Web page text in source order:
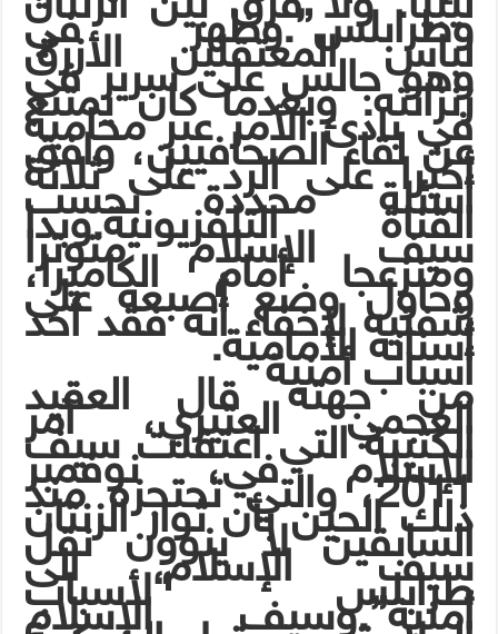
وطرابلس”.وظهر في
لباس المعتقلين الأزرق
وهو جالس على سرير في
زنزانته. وبعدما كان يمتنع
في بادئ الأمر عبر محاميه
عن لقاء الصحافيين، وافق
أخيرا على الرد على ثلاثة
أسئلة محددة بحسب
القناة التلفزيونية.وبدا
سيف الإسلام متوترا
ومنزعجا أمام الكاميرا،
وحاول وضع أصبعه على
شفتيه لإخفاء أنه فقد أحد
أسنانه الأمامية.
أسباب أمنية
من جهته قال العقيد
العجمي العتيري، آمر
الكتيبة التي اعتقلت سيف
الإسلام في، نوفمبر
2011، والتي تحتجزه منذ
ذلك الحين بأن ثوار الزنتان
السابقين لا ينوون نقل
سيف الإسلام الى
طرابلس “لأسباب
أمنية”.وسيف الإسلام